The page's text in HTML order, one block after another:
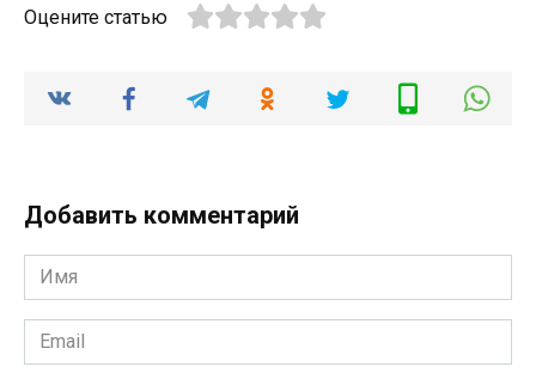
Оцените статью
Добавить комментарий
Имя
*
Email
*